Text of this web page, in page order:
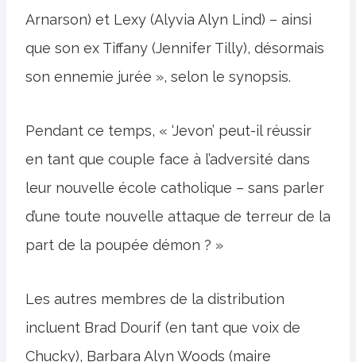
Arnarson) et Lexy (Alyvia Alyn Lind) – ainsi
que son ex Tiffany (Jennifer Tilly), désormais
son ennemie jurée », selon le synopsis.
Pendant ce temps, « ‘Jevon’ peut-il réussir
en tant que couple face à l’adversité dans
leur nouvelle école catholique – sans parler
d’une toute nouvelle attaque de terreur de la
part de la poupée démon ? »
Les autres membres de la distribution
incluent Brad Dourif (en tant que voix de
Chucky), Barbara Alyn Woods (maire